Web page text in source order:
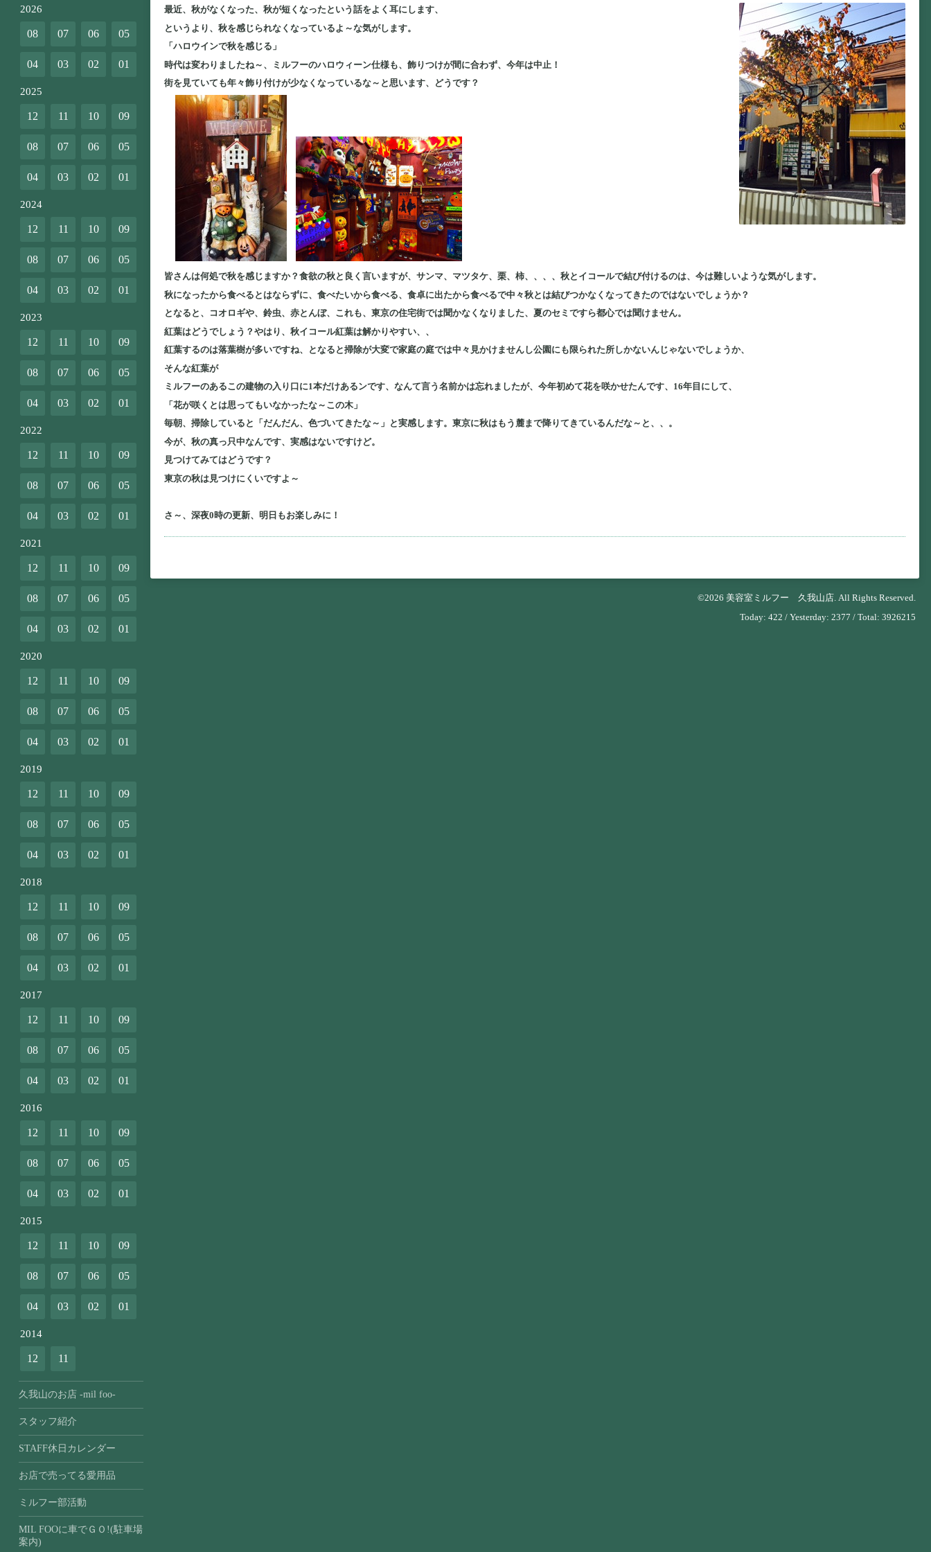
最近、秋がなくなった、秋が短くなったという話をよく耳にします、
というより、秋を感じられなくなっているよ～な気がします。
「ハロウインで秋を感じる」
時代は変わりましたね～、ミルフーのハロウィーン仕様も、飾りつけが間に合わず、今年は中止！
街を見ていても年々飾り付けが少なくなっているな～と思います、どうです？
皆さんは何処で秋を感じますか？食欲の秋と良く言いますが、サンマ、マツタケ、栗、柿、、、、秋とイコールで結び付けるのは、今は難しいような気がします。
秋になったから食べるとはならずに、食べたいから食べる、食卓に出たから食べるで中々秋とは結びつかなくなってきたのではないでしょうか？
となると、コオロギや、鈴虫、赤とんぼ、これも、東京の住宅街では聞かなくなりました、夏のセミですら都心では聞けません。
紅葉はどうでしょう？やはり、秋イコール紅葉は解かりやすい、、
紅葉するのは落葉樹が多いですね、となると掃除が大変で家庭の庭では中々見かけませんし公園にも限られた所しかないんじゃないでしょうか、
そんな紅葉が
ミルフーのあるこの建物の入り口に1本だけあるンです、なんて言う名前かは忘れましたが、今年初めて花を咲かせたんです、16年目にして、
「花が咲くとは思ってもいなかったな～この木」
毎朝、掃除していると「だんだん、色づいてきたな～」と実感します。東京に秋はもう麓まで降りてきているんだな～と、、。
今が、秋の真っ只中なんです、実感はないですけど。
見つけてみてはどうです？
東京の秋は見つけにくいですよ～
さ～、深夜0時の更新、明日もお楽しみに！
©2026 美容室ミルフー 久我山店 . All Rights Reserved.
Today: 422 / Yesterday: 2377 / Total: 3926215
2026
08 07 06 05
04 03 02 01
2025
12 11 10 09
08 07 06 05
04 03 02 01
2024
12 11 10 09
08 07 06 05
04 03 02 01
2023
12 11 10 09
08 07 06 05
04 03 02 01
2022
12 11 10 09
08 07 06 05
04 03 02 01
2021
12 11 10 09
08 07 06 05
04 03 02 01
2020
12 11 10 09
08 07 06 05
04 03 02 01
2019
12 11 10 09
08 07 06 05
04 03 02 01
2018
12 11 10 09
08 07 06 05
04 03 02 01
2017
12 11 10 09
08 07 06 05
04 03 02 01
2016
12 11 10 09
08 07 06 05
04 03 02 01
2015
12 11 10 09
08 07 06 05
04 03 02 01
2014
12 11
久我山のお店 -mil foo-
スタッフ紹介
STAFF休日カレンダー
お店で売ってる愛用品
ミルフー部活動
MIL FOOに車でＧＯ!(駐車場
案内)